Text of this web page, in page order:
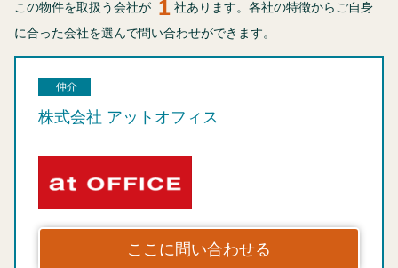
この物件を取扱う会社が 1 社あります。各社の特徴からご自身
に合った会社を選んで問い合わせができます。
仲介
株式会社 アットオフィス
ここに問い合わせる